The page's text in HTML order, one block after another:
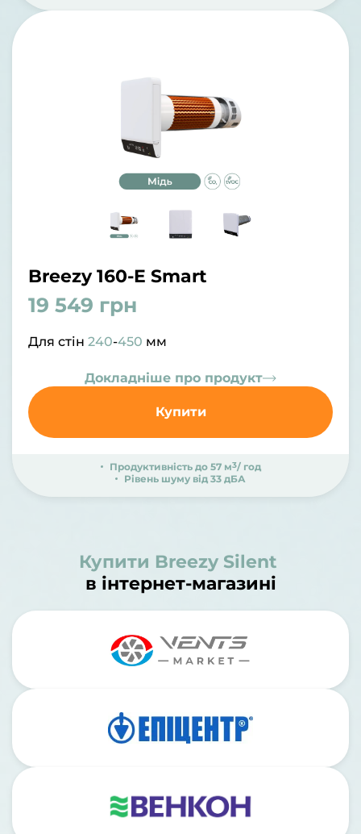
Breezy 160-E Smart
19 549 грн
Для стін 240-450 мм
Купити
Докладніше про продукт
Продуктивність до 57 м3/ год
Рівень шуму від 33 дБА
Купити Breezy Silent
в інтернет-магазині